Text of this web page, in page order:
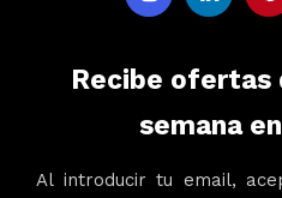
Recibe ofertas
semana
Al introducir tu email,